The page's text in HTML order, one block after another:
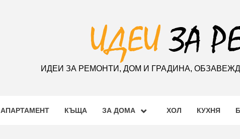
ИДЕИ ЗА РЕМОНТИ, ДОМ И ГРАДИНА,
АПАРТАМЕНТ КЪЩА ЗА ДОМА ХОЛ КУХНЯ